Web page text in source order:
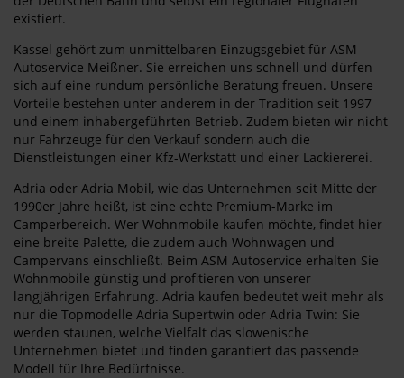
existiert.
Kassel gehört zum unmittelbaren Einzugsgebiet für ASM
Autoservice Meißner. Sie erreichen uns schnell und dürfen
sich auf eine rundum persönliche Beratung freuen. Unsere
Vorteile bestehen unter anderem in der Tradition seit 1997
und einem inhabergeführten Betrieb. Zudem bieten wir nicht
nur Fahrzeuge für den Verkauf sondern auch die
Dienstleistungen einer Kfz-Werkstatt und einer Lackiererei.
Adria oder Adria Mobil, wie das Unternehmen seit Mitte der
1990er Jahre heißt, ist eine echte Premium-Marke im
Camperbereich. Wer Wohnmobile kaufen möchte, findet hier
eine breite Palette, die zudem auch Wohnwagen und
Campervans einschließt. Beim ASM Autoservice erhalten Sie
Wohnmobile günstig und profitieren von unserer
langjährigen Erfahrung. Adria kaufen bedeutet weit mehr als
nur die Topmodelle Adria Supertwin oder Adria Twin: Sie
werden staunen, welche Vielfalt das slowenische
Unternehmen bietet und finden garantiert das passende
Modell für Ihre Bedürfnisse.